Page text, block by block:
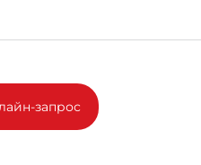
запрос